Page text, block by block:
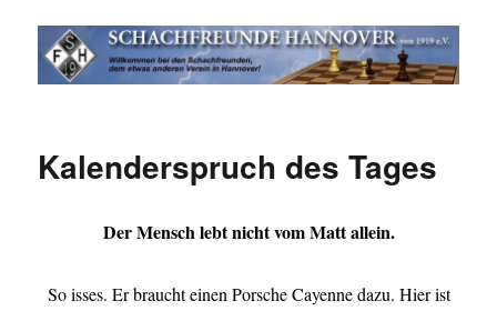
Kalenderspruch des Tages
Der Mensch lebt nicht vom Matt allein.
So isses. Er braucht einen Porsche Cayenne dazu. Hier ist